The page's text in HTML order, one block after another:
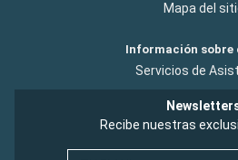
Mapa del
Información sobre
Servicios de
Recibe nuestras